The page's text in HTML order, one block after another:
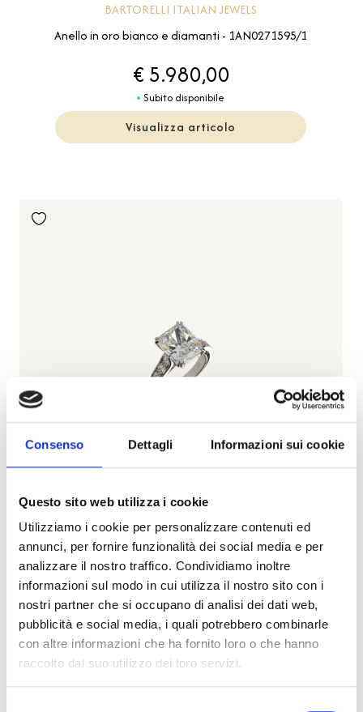
Consenso Dettagli Informazioni sui cookie
Questo sito web utilizza i cookie
Utilizziamo i cookie per personalizzare contenuti ed
annunci, per fornire funzionalità dei social media e per
analizzare il nostro traffico. Condividiamo inoltre
informazioni sul modo in cui utilizza il nostro sito con i
nostri partner che si occupano di analisi dei dati web,
pubblicità e social media, i quali potrebbero combinarle
con altre informazioni che ha fornito loro o che hanno
raccolto dal suo utilizzo dei loro servizi.
BARTORELLI ITALIAN JEWELS
Anello in oro bianco e diamanti - 1AN0271595/1
€ 5.980,00
Subito disponibile
Visualizza articolo
High Jewelry
BARTORELLI ITALIAN JEWELS
Anello solitario in oro bianco con diamante bianco
certificato gia - F.73D
Prezzo su richiesta